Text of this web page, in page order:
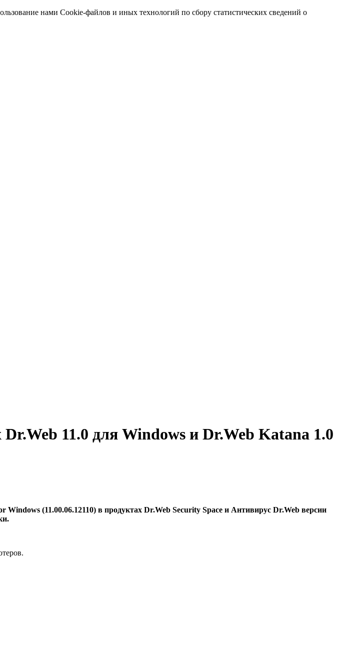
нами Cookie-файлов и иных технологий по сбору статистических сведений о
11.0 для Windows и Dr.Web Katana 1.0
(11.00.06.12110) в продуктах Dr.Web Security Space и Антивирус Dr.Web версии